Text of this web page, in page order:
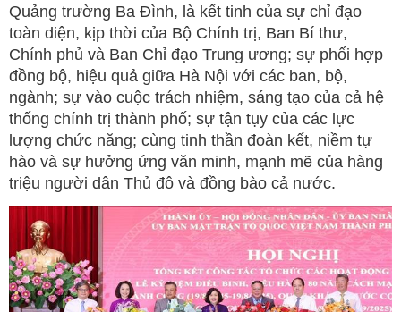
Quảng trường Ba Đình, là kết tinh của sự chỉ đạo
toàn diện, kịp thời của Bộ Chính trị, Ban Bí thư,
Chính phủ và Ban Chỉ đạo Trung ương; sự phối hợp
đồng bộ, hiệu quả giữa Hà Nội với các ban, bộ,
ngành; sự vào cuộc trách nhiệm, sáng tạo của cả hệ
thống chính trị thành phố; sự tận tụy của các lực
lượng chức năng; cùng tinh thần đoàn kết, niềm tự
hào và sự hưởng ứng văn minh, mạnh mẽ của hàng
triệu người dân Thủ đô và đồng bào cả nước.